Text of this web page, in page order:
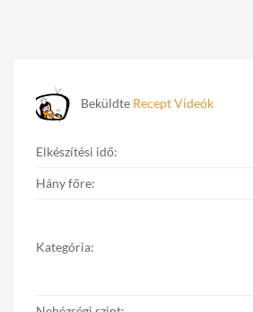
Beküldte Recept Videók
Elkészítési idő:
Hány főre:
Kategória: